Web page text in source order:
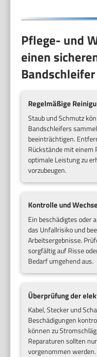
Pflege- und
einen
Bandschleifer
Regelmäßige
Staub und Schmutz
Bandschleifers
beeinträchtigen.
Rückstände mit einem
optimale Leistung zu
vorzubeugen.
Kontrolle und
Ein beschädigtes oder
das Unfallrisiko und
Arbeitsergebnisse.
sorgfältig auf Risse
Bedarf umgehend aus.
Überprüfung der
Kabel, Stecker und
Beschädigungen
können zu
Reparaturen sollten
vorgenommen werden.